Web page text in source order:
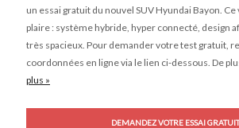
un essai gratuit du nouvel SUV Hyundai Bayon.
plaire : système hybride, hyper connecté, design
très spacieux. Pour demander votre test gratuit,
coordonnées en ligne via le lien ci-dessous. De
plus »
DEMANDEZ VOTRE ESSAI